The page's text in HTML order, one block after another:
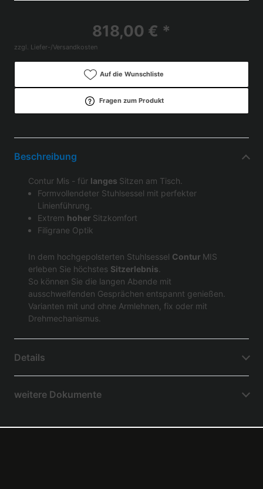
818,00 € *
zzgl. Liefer-/Versandkosten
Auf die Wunschliste
Fragen zum Produkt
Beschreibung
Contur Mis - für langes Sitzen am Tisch.
Formvollendeter Stuhlsessel mit perfekter
Linienführung.
Extrem hoher Sitzkomfort
Filigrane Optik
In dem hochgepolsterten Stuhlsessel Contur MIS
erleben Sie höchstes Sitzerlebnis
So können Sie die langen Abende mit
ausschweifenden Gesprächen entspannt genießen.
Varianten mit und ohne Armlehnen, fix oder mit
Drehmechanismus.
Details
weitere Dokumente